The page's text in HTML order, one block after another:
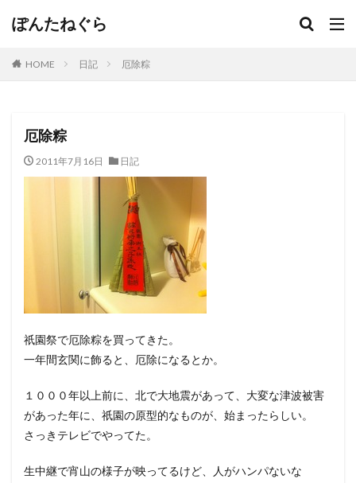
ぽんたねぐら
HOME 日記 厄除粽
厄除粽
2011年7月16日 日記
祇園祭で厄除粽を買ってきた。
一年間玄関に飾ると、厄除になるとか。
１０００年以上前に、北で大地震があって、大変な津波被害
があった年に、祇園の原型的なものが、始まったらしい。
さっきテレビでやってた。
生中継で宵山の様子が映ってるけど、人がハンパないな